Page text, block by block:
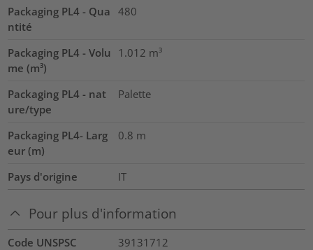
Packaging PL4 - Qua
ntité
480
Packaging PL4 - Volu
me (m³)
1.012 m³
Packaging PL4 - nat
ure/type
Palette
Packaging PL4- Larg
eur (m)
0.8 m
Pays d'origine IT
Pour plus d'information
Code UNSPSC
39131712